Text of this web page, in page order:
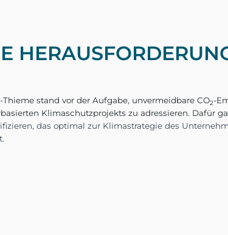
verantwortungsvollem, nachhaltigem